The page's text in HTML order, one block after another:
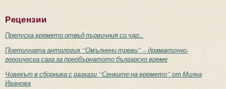
Рецензии
Препуска времето отвъд първичния си чар...
Поетичната антология “Омълнени треви” – драматично-
героическа сага за преобърнатото българско време
Човекът в сборника с разкази “Сенките на времето” от Милка
Иванова